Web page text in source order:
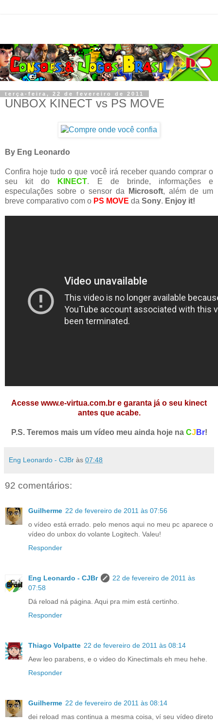
terça-feira, 22 de fevereiro de 2011
UNBOX KINECT vs PS MOVE
By Eng Leonardo
Confira hoje tudo o que você irá receber quando comprar o
seu kit do
KINECT. E de brinde, informações e
especulações sobre o sensor da
Microsoft, além de um
breve comparativo com o PS MOVE da Sony. Enjoy it!
Acesse www.e-virtua.com.br e garanta já o seu kinect
antes que acabe.
P.S. Teremos mais um vídeo meu ainda hoje na CJ Br!
Eng Leonardo - CJBr às 07:48
92 comentários:
Guilherme 22 de fevereiro de 2011 às 07:56
o vídeo está errado. pelo menos aqui no meu pc aparece o
vídeo do unbox do volante Logitech. Valeu!
Responder
Eng Leonardo - CJBr
22 de fevereiro de 2011 às
07:58
Dá reload ná página. Aqui pra mim está certinho.
Responder
Thiago Volpatte 22 de fevereiro de 2011 às 08:14
Aew leo parabens, e o video do Kinectimals eh meu hehe.
Responder
Guilherme 22 de fevereiro de 2011 às 08:14
dei reload mas continua a mesma coisa, ví seu vídeo direto